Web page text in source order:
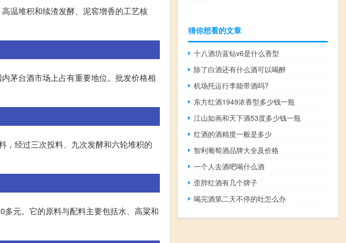
温堆积和续渣发酵、泥窖增香的工艺核
茅台酒市场上占有重要地位。批发价格相
，经过三次投料、九次发酵和六轮堆积的
元。它的原料与配料主要包括水、高粱和
猜你想看的文章
十八酒坊蓝钻v6是什么香型
除了白酒还有什么酒可以喝醉
机场托运行李能带酒吗?
东方红酒1949浓香型多少钱一瓶
江山如画和天下酒53度多少钱一瓶
红酒的酒精度一般是多少
智利葡萄酒品牌大全及价格
一个人去酒吧喝什么酒
歪脖红酒有几个牌子
喝完酒第二天不停的吐怎么办